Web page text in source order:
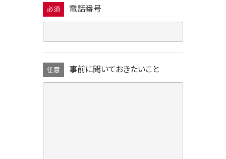
必須 電話番号
任意 事前に聞いておきたいこと